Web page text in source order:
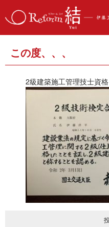
この度、、、
2級建築施工管理技士資格